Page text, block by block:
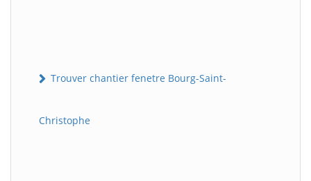
Trouver chantier fenetre Bourg-Saint-
Christophe